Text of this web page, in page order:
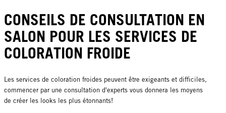
CONSEILS DE CONSULTATION EN
SALON POUR LES SERVICES DE
COLORATION FROIDE
Les services de coloration froides peuvent être exigeants et difficiles,
commencer par une consultation d'experts vous donnera les moyens
de créer les looks les plus étonnants!